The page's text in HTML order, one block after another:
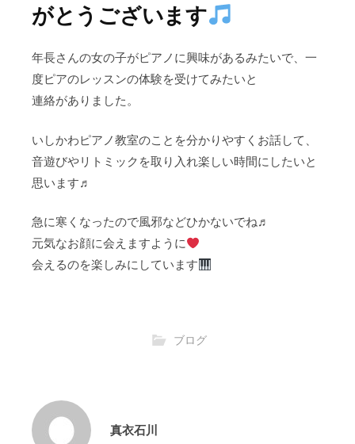
がとうございます
年長さんの女の子がピアノに興味があるみたいで、一
度ピアのレッスンの体験を受けてみたいと
連絡がありました。
いしかわピアノ教室のことを分かりやすくお話して、
音遊びやリトミックを取り入れ楽しい時間にしたいと
思います♬
急に寒くなったので風邪などひかないでね♬
元気なお顔に会えますように
会えるのを楽しみにしています
ブログ
真衣石川